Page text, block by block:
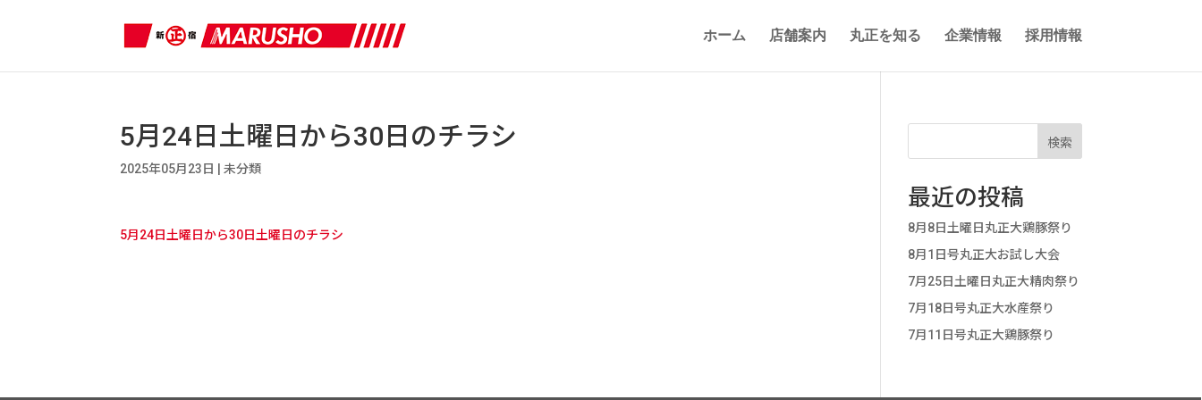
ホーム 店舗案内 丸正を知る 企業情報 採用情報
5月24日土曜日から30日のチラシ
2025年05月23日 |未分類
5月24日土曜日から30日土曜日のチラシ
検索
最近の投稿
8月8日土曜日丸正大鶏豚祭り
8月1日号丸正大お試し大会
7月25日土曜日丸正大精肉祭り
7月18日号丸正大水産祭り
7月11日号丸正大鶏豚祭り